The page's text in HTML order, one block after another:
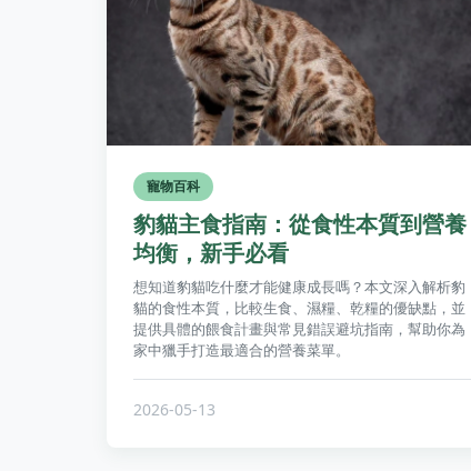
寵物百科
豹貓主食指南：從食性本質到營養
均衡，新手必看
想知道豹貓吃什麼才能健康成長嗎？本文深入解析豹
貓的食性本質，比較生食、濕糧、乾糧的優缺點，並
提供具體的餵食計畫與常見錯誤避坑指南，幫助你為
家中獵手打造最適合的營養菜單。
2026-05-13